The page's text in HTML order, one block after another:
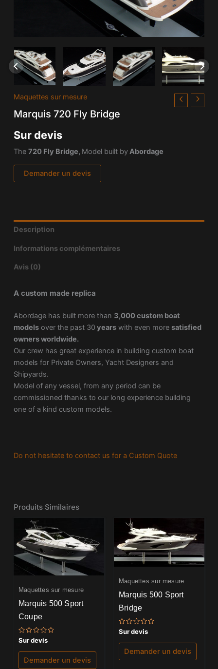
Maquettes sur mesure
Marquis 720 Fly Bridge
Sur devis
The 720 Fly Bridge, Model built byAbordage
Demander un devis
Description
Informations complémentaires
Avis (0)
A custom made replica
Abordage has built more than 3,000 custom boat
modelsover the past 30 yearswith even more satisfied
owners worldwide.
Our crew has great experience in building custom boat
models for Private Owners, Yacht Designers and
Shipyards.
Model of any vessel, from any period can be
commissioned thanks to our long experience building
one of a kind custom models.
Do not hesitate to contact us for a Custom Quote
Produits Similaires
Maquettes sur mesure
Marquis 500 Sport
Coupe
Note
0
sur
Sur devis
Demander un devis
Maquettes sur mesure
Marquis 500 Sport
Bridge
Note
0
sur
Sur devis
Demander un devis